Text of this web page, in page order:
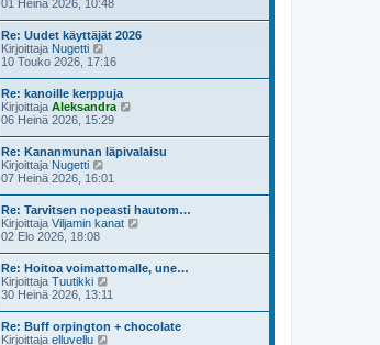
v
i
e
s
t
i
u
s
i
v
i
e
s
t
i
t
ä
u
u
s
i
n
v
i
e
s
t
i
01 Heinä 2026, 10:48
Re: Uudet käyttäjät 2026
Kirjoittaja Nugetti
ä
ä
u
u
s
v
i
e
s
t
10 Touko 2026, 17:16
Re: kanoille kerppuja
Kirjoittaja Aleksandra
ä
s
n
i
e
s
06 Heinä 2026, 15:29
Re: Kananmunan läpivalaisu
Kirjoittaja Nugetti
ä
ä
u
s
i
n
v
i
e
s
07 Heinä 2026, 16:01
Re: Tarvitsen nopeasti hautom…
Kirjoittaja Viljamin kanat
t
ä
s
i
02 Elo 2026, 18:08
Re: Hoitoa voimattomalle, une…
Kirjoittaja Tuutikki
ä
ä
30 Heinä 2026, 13:11
Re: Buff orpington + chocolate
Kirjoittaja elluvellu